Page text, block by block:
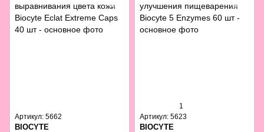
Артикул: 5662
BIOCYTE
1
Артикул: 5623
BIOCYTE